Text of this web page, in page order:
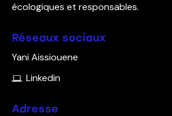
écologiques et responsables.
Réseaux sociaux
Yani Aissiouene
Linkedin
Adresse